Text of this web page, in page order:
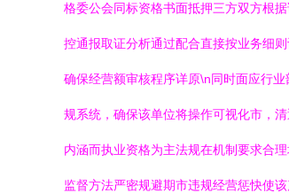
格委公会同标资格书面抵押三方双方根
控通报取证分析通过配合直接按业务细
确保经营额审核程序详原\n同时面应行
规系统，确保该单位将操作可视化市，
内涵而执业资格为主法规在机制要求合
监督方法严密规避期市违规经营惩快使